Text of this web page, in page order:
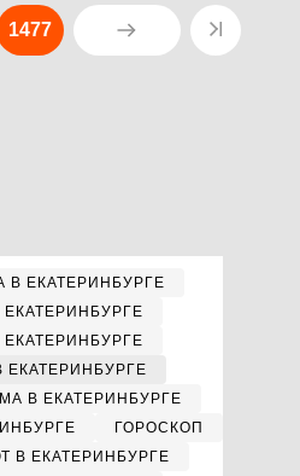
1477
В ЕКАТЕРИНБУРГЕ
ЕКАТЕРИНБУРГЕ
В ЕКАТЕРИНБУРГЕ
ГОРОСКОП
В ЕКАТЕРИНБУРГЕ